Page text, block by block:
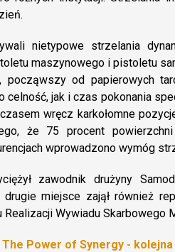
nietypowe strzelania
maszynowego i pistoletu
począwszy od papierowych
celność, jak i czas pokonania
wręcz karkołomne
że 75 procent
wprowadzono wymóg
zawodnik drużyny
drugie miejsce zajął również
Realizacji Wywiadu Skarbowego
Power of Synergy - kolejna